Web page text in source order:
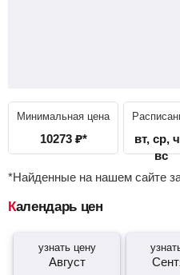
Минимальная цена
10273 ₽*
вт, ср,
вс
*Найденные на нашем сайте
Календарь цен
узнать цену
Август